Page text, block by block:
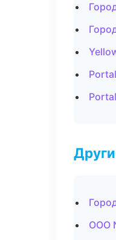
ООО